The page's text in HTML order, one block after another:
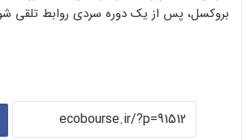
بروکسل، پس از یک دوره سردی روابط تلقی